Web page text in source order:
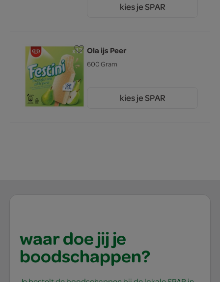
kies je SPAR
Ola ijs Peer
600 Gram
kies je SPAR
waar doe jij je
boodschappen?